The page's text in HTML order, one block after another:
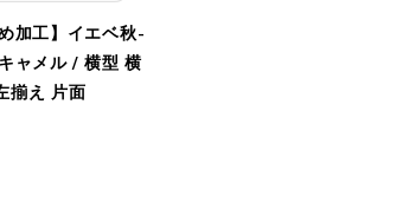
め加工】イエベ秋-
ャメル / 横型 横
揃え 片面